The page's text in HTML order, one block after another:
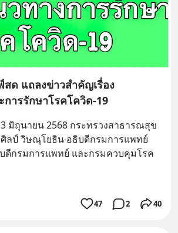
ด แถลงข่าวสำคัญเรื่อง
ารรักษาโรคโควิด-19
มิถุนายน 2568 กระทรวงสาธารณสุข
ลป์ วิษณุโยธิน อธิบดีกรมการแพทย์
ดีกรมการแพทย์ และกรมควบคุมโรค
47 2 40